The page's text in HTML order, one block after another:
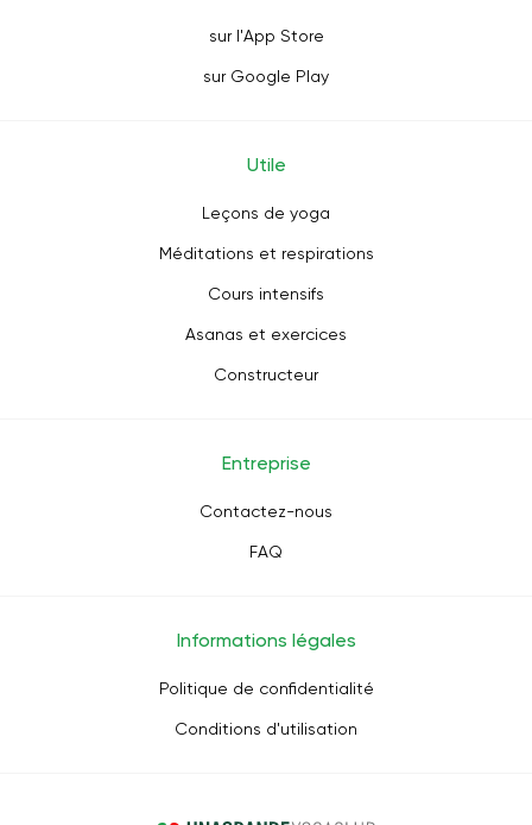
sur l'App Store
sur Google Play
Utile
Leçons de yoga
Méditations et respirations
Cours intensifs
Asanas et exercices
Constructeur
Entreprise
Contactez-nous
FAQ
Informations légales
Politique de confidentialité
Conditions d'utilisation